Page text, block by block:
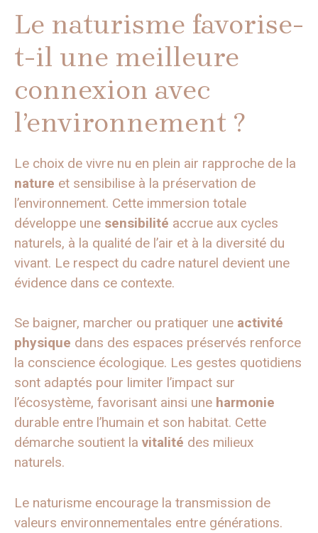
Le naturisme favorise-
t-il une meilleure
connexion avec
l’environnement ?
Le choix de vivre nu en plein air rapproche de la
nature et sensibilise à la préservation de
l’environnement. Cette immersion totale
développe une sensibilité accrue aux cycles
naturels, à la qualité de l’air et à la diversité du
vivant. Le respect du cadre naturel devient une
évidence dans ce contexte.
Se baigner, marcher ou pratiquer une activité
physique dans des espaces préservés renforce
la conscience écologique. Les gestes quotidiens
sont adaptés pour limiter l’impact sur
l’écosystème, favorisant ainsi une harmonie
durable entre l’humain et son habitat. Cette
démarche soutient la vitalité des milieux
naturels.
Le naturisme encourage la transmission de
valeurs environnementales entre générations.